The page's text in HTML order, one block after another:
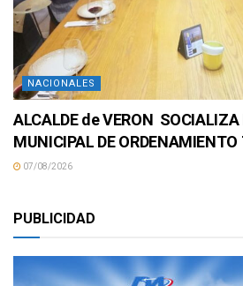
NACIONALES
ALCALDE de VERON SOCIALIZA
MUNICIPAL DE ORDENAMIENTO
07/08/2026
PUBLICIDAD